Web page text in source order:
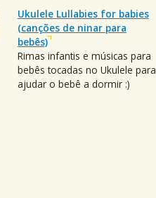
Ukulele Lullabies for babies
(canções de ninar para
bebês)
Rimas infantis e músicas para
bebês tocadas no Ukulele para
ajudar o bebê a dormir :)